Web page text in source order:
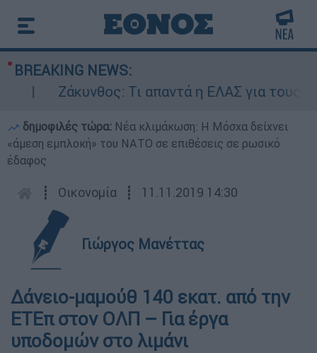
BREAKING NEWS:
Ζάκυνθος: Τι απαντά η ΕΛΑΣ για τους 8
δημοφιλές τώρα: Νέα κλιμάκωση: Η Μόσχα δείχνει
«άμεση εμπλοκή» του ΝΑΤΟ σε επιθέσεις σε ρωσικό
έδαφος
┋ Οικονομία ┋ 11.11.2019 14:30
Γιώργος Μανέττας
Δάνειο-μαμούθ 140 εκατ. από την
ΕΤΕπ στον ΟΛΠ – Για έργα
υποδομών στο λιμάνι